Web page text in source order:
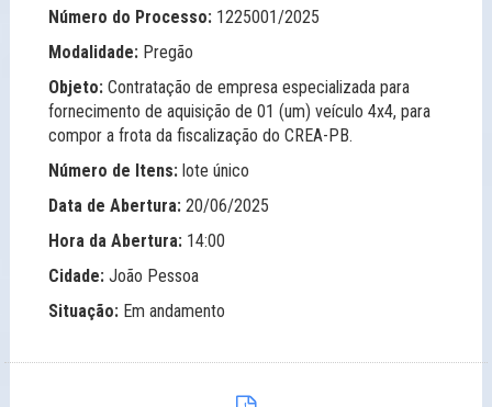
Número do Processo: 1225001/2025
Modalidade: Pregão
Objeto: Contratação de empresa especializada para
fornecimento de aquisição de 01 (um) veículo 4x4, para
compor a frota da fiscalização do CREA-PB.
Número de Itens: lote único
Data de Abertura: 20/06/2025
Hora da Abertura: 14:00
Cidade: João Pessoa
Situação: Em andamento